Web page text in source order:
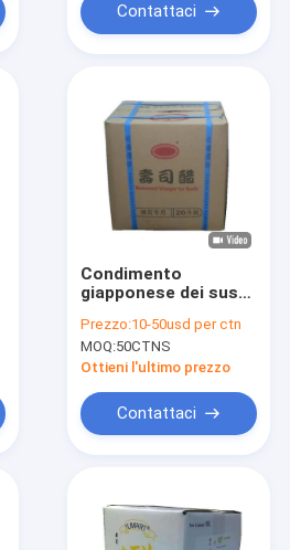
Contattaci
Condimento
giapponese dei sushi
dell'all'aceto del riso
di sushi della
bottiglia di vetro
Prezzo:10-50usd per ctn
MOQ:50CTNS
Ottieni l'ultimo prezzo
Contattaci